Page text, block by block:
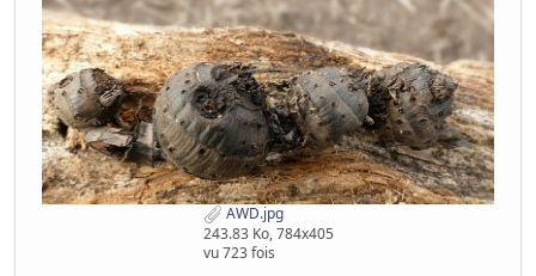
AWD.jpg
243.83 Ko, 784x405
vu 723 fois